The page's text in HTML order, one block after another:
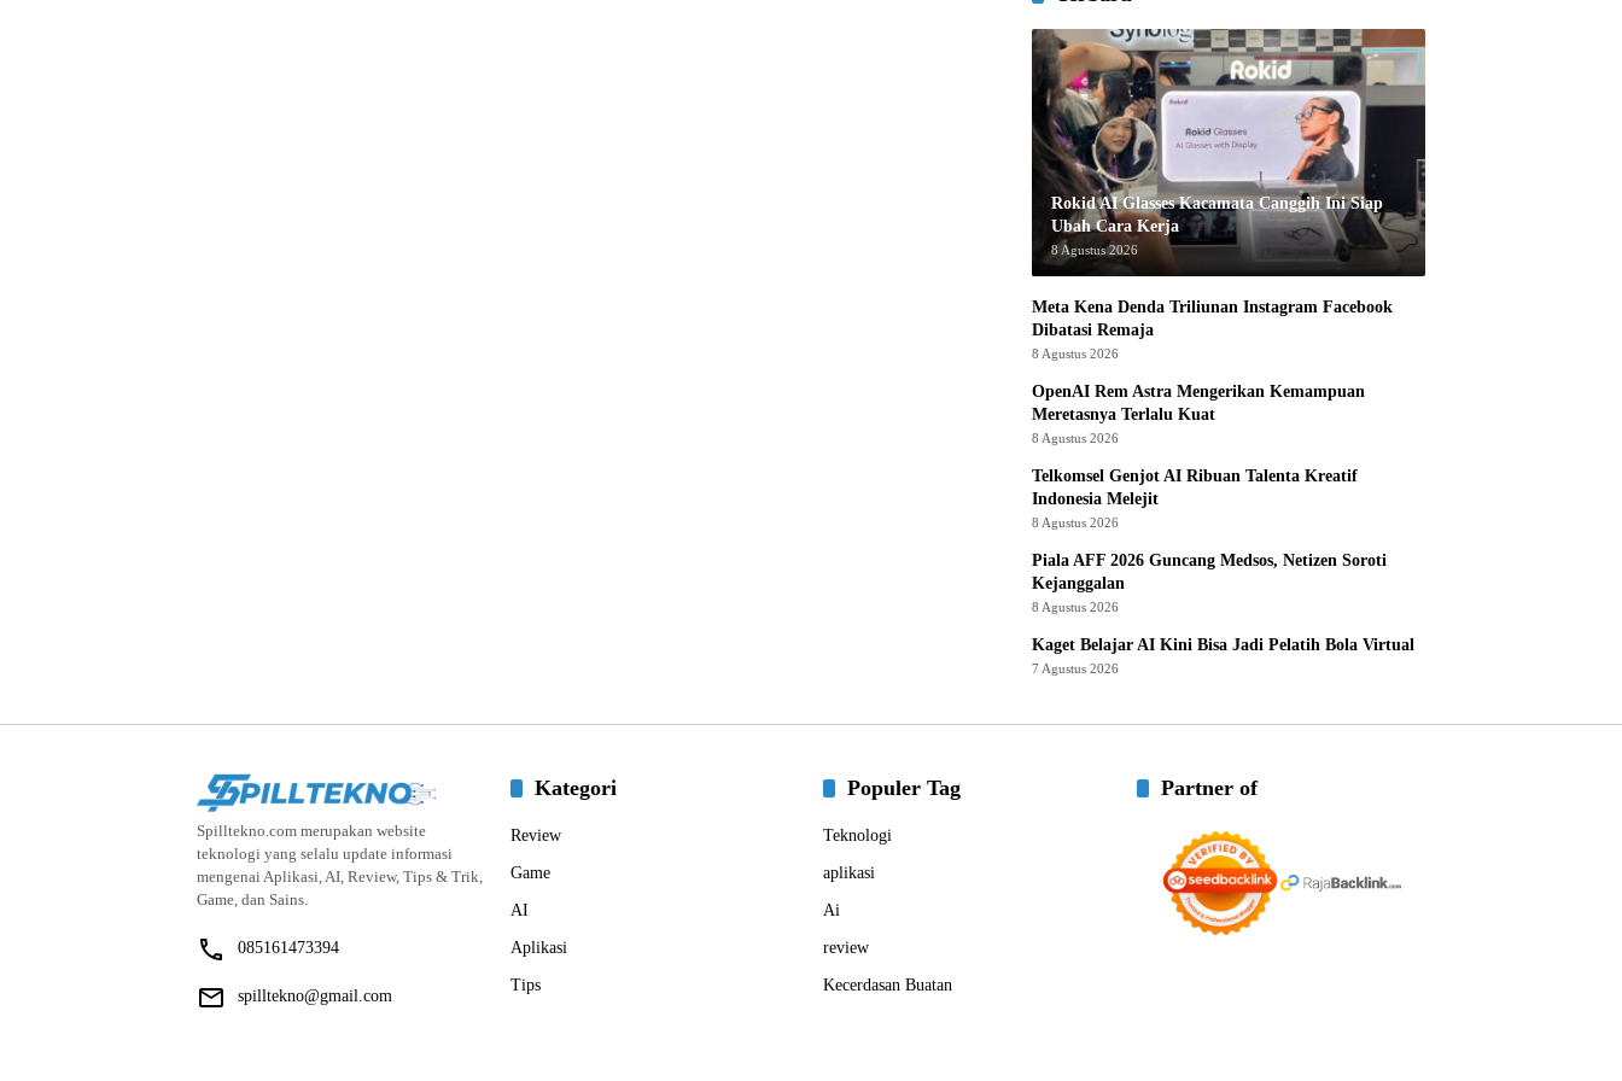
Rokid AI Glasses Kacamata Canggih Ini Siap
Ubah Cara Kerja
8 Agustus 2026
Meta Kena Denda Triliunan Instagram Facebook
Dibatasi Remaja
8 Agustus 2026
OpenAI Rem Astra Mengerikan Kemampuan
Meretasnya Terlalu Kuat
8 Agustus 2026
Telkomsel Genjot AI Ribuan Talenta Kreatif
Indonesia Melejit
8 Agustus 2026
Piala AFF 2026 Guncang Medsos, Netizen Soroti
Kejanggalan
8 Agustus 2026
Kaget Belajar AI Kini Bisa Jadi Pelatih Bola Virtual
7 Agustus 2026
Spilltekno.com merupakan website
teknologi yang selalu update informasi
mengenai Aplikasi, AI, Review, Tips & Trik,
Game, dan Sains.
085161473394
spilltekno@gmail.com
Kategori
Review
Game
AI
Aplikasi
Tips
Populer Tag
Teknologi
aplikasi
Ai
review
Kecerdasan Buatan
Partner of